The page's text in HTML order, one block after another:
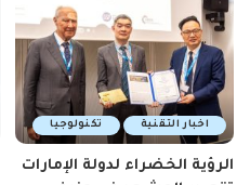
اخبار التقنية تكنولوجيا
الرؤية الخضراء لدولة الإمارات